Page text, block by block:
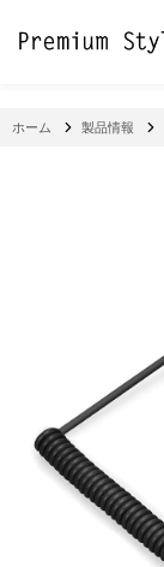
ホーム 製品情報